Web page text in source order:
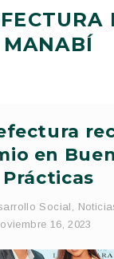
MANABÍ
en
Prácticas
Social
16, 2023